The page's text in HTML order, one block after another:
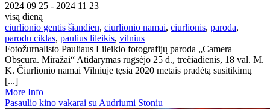
2024 09 25 - 2024 11 23
visą dieną
ciurlionio gentis šiandien, ciurlionio namai, ciurlionis, paroda,
parodu ciklas, paulius lileikis, vilnius
Fotožurnalisto Pauliaus Lileikio fotografijų paroda „Camera
Obscura. Miražai“ Atidarymas rugsėjo 25 d., trečiadienis, 18 val. M.
K. Čiurlionio namai Vilniuje tęsia 2020 metais pradėtą susitikimų
[...]
More Info
Pasaulio kino vakarai su Audriumi Stoniu